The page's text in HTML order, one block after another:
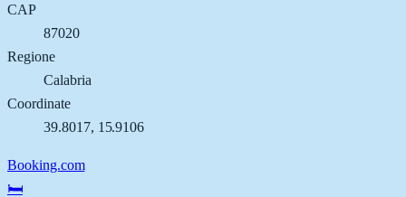
CAP
87020
Regione
Calabria
Coordinate
39.8017, 15.9106
Booking.com
🛏️